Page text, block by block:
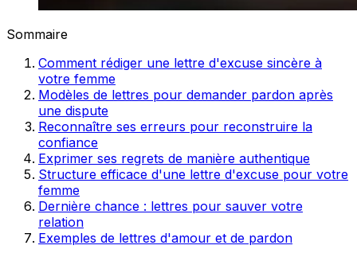
Sommaire
Comment rédiger une lettre d'excuse sincère à
votre femme
Modèles de lettres pour demander pardon après
une dispute
Reconnaître ses erreurs pour reconstruire la
confiance
Exprimer ses regrets de manière authentique
Structure efficace d'une lettre d'excuse pour votre
femme
Dernière chance : lettres pour sauver votre
relation
Exemples de lettres d'amour et de pardon